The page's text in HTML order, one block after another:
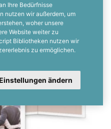
Ihre Bedürfnisse
nutzen wir außerdem, um
woher unsere
Website weiter zu
Bibliotheken nutzen wir
zu ermöglichen.
ändern